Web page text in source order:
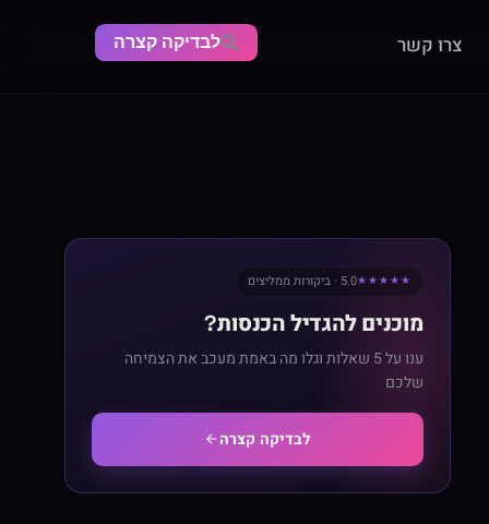
צרו קשר לבדיקה קצרה
★★★★★5.0 · ביקורות ממליצים
מוכנים להגדיל הכנסות?
ענו על 5 שאלות וגלו מה באמת מעכב את הצמיחה
שלכם
לבדיקה קצרה